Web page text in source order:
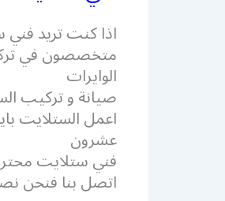
اذا كنت تريد
متخصصون في
الوايرات
صيانة و تركيب
اعمل الستلايت
عشرون
فني ستلايت
اتصل بنا فنحن